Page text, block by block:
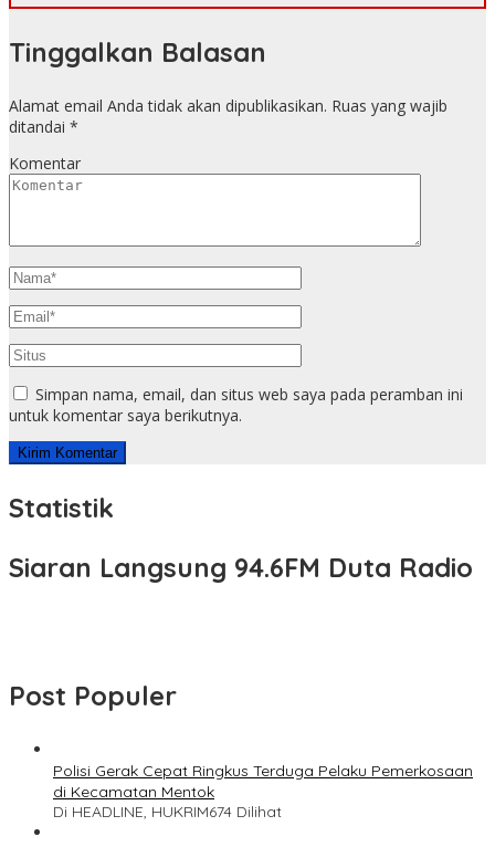
Tinggalkan Balasan
Alamat email Anda tidak akan dipublikasikan. Ruas yang wajib
ditandai *
Komentar
Simpan nama, email, dan situs web saya pada peramban ini
untuk komentar saya berikutnya.
Statistik
Siaran Langsung 94.6FM Duta Radio
Post Populer
Polisi Gerak Cepat Ringkus Terduga Pelaku Pemerkosaan
di Kecamatan Mentok
Di HEADLINE, HUKRIM674 Dilihat